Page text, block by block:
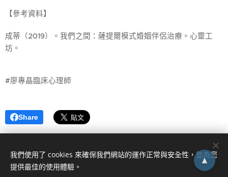
【參考資料】
成蒂（2019）。我們之間：薩提爾模式婚姻伴侶治療。心靈工
坊。
#廖專晶臨床心理師
Share
我們使用了 cookies 來確保我們網站的運作正常與安全性，並為您
提供最佳的使用體驗。
▲